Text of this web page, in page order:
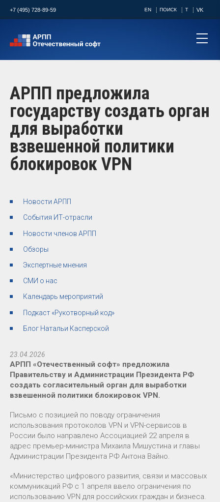
+7 (495) 728-89-59 EN ПОИСК T VK
АРПП предложила
государству создать орган
для выработки
взвешенной политики
блокировок VPN
Новости АРПП
События ИТ-отрасли
Новости членов АРПП
Обзоры
Экспертные мнения
СМИ о нас
Календарь мероприятий
Подкаст «Рукотворный код»
Блог Натальи Касперской
23.04.2026
АРПП «Отечественный софт» предложила
Правительству и Администрации Президента РФ
создать согласительный орган для выработки
взвешенной политики блокировок VPN.
Письмо с позицией по поводу ограничения
использования протоколов VPN и VPN-сервисов в
России было направлено Ассоциацией 22 апреля в
адрес премьер-министра Михаила Мишустина и главы
Администрации Президента РФ Антона Вайно.
«Министерство цифрового развития, связи и массовых
коммуникаций РФ с 1 апреля ввело ограничения по
использованию VPN для российских граждан и бизнеса.